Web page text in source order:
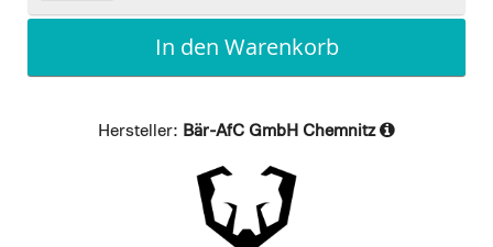
In den Warenkorb
Hersteller: Bär-AfC GmbH Chemnitz